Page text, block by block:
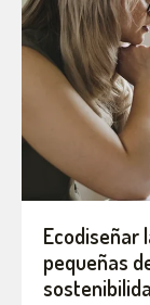
Ecodiseñar
pequeñas